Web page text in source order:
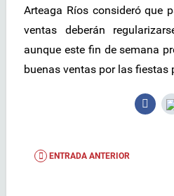
Arteaga Ríos consideró que
ventas deberán
aunque este fin de semana
buenas ventas por las fiestas
ENTRADA ANTERIOR